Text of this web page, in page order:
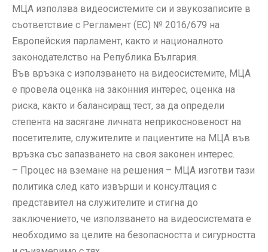
МЦА използва видеосистемите си и звукозаписите в
съответствие с Регламент (ЕС) № 2016/679 на
Европейския парламент, както и националното
законодателство на Република България.
Във връзка с използването на видеосистемите, МЦА
е провела оценка на законния интерес, оценка на
риска, както и балансиращ тест, за да определи
степента на засягане личната неприкосновеност на
посетителите, служителите и пациентите на МЦА във
връзка със запазването на своя законен интерес.
– Процес на вземане на решения – МЦА изготви тази
политика след като извърши и консултация с
представител на служителите и стигна до
заключението, че използването на видеосистемата е
необходимо за целите на безопасността и сигурността